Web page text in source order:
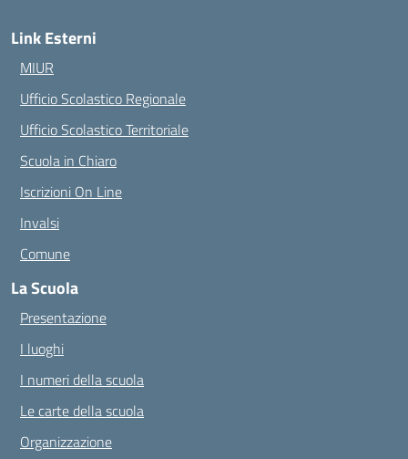
Link Esterni
MIUR
Ufficio Scolastico Regionale
Ufficio Scolastico Territoriale
Scuola in Chiaro
Iscrizioni On Line
Invalsi
Comune
La Scuola
Presentazione
I luoghi
I numeri della scuola
Le carte della scuola
Organizzazione